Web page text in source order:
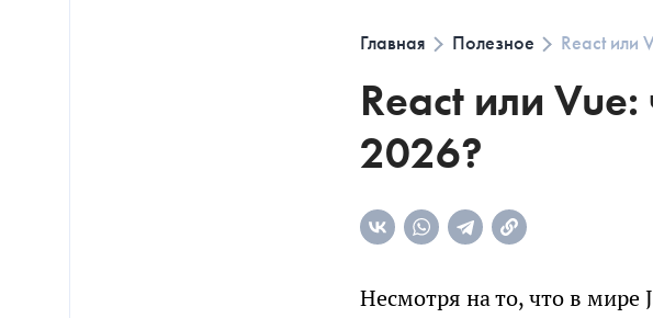
Главная Полезное React или
React или
2026?
Несмотря на то, что в мире